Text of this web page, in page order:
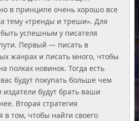
в принципе очень хорошо все
тему «тренды и треши». Для
успешным у писателя
Первый — писать в
жанрах и писать много, чтобы
полках новинок. Тогда есть
будут покупать больше чем
издатели будут брать ваши
Вторая стратегия
в том, чтобы найти своего